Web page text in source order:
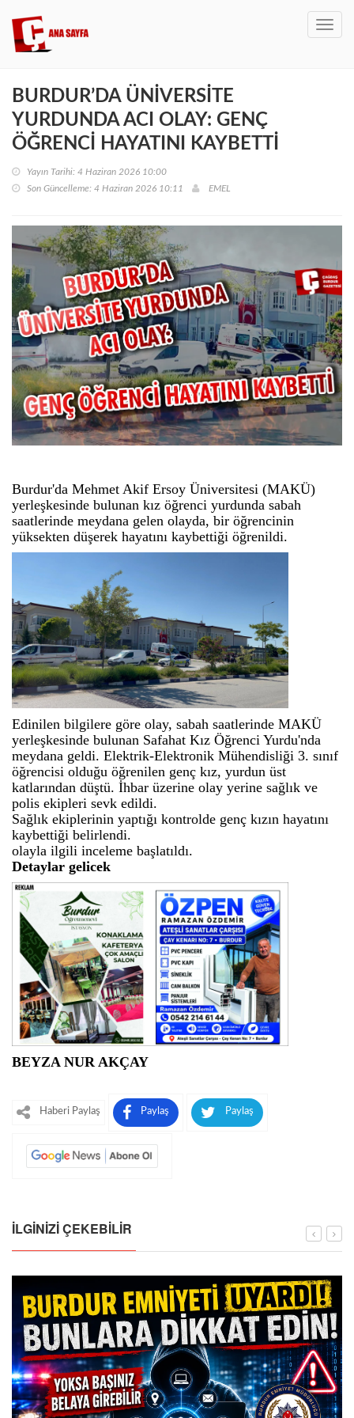
BURDUR’DA ÜNİVERSİTE
YURDUNDA ACI OLAY: GENÇ
ÖĞRENCİ HAYATINI KAYBETTİ
Yayın Tarihi: 4 Haziran 2026 10:00
Son Güncelleme: 4 Haziran 2026 10:11
EMEL
Burdur'da Mehmet Akif Ersoy Üniversitesi (MAKÜ)
yerleşkesinde bulunan kız öğrenci yurdunda sabah
saatlerinde meydana gelen olayda, bir öğrencinin
yüksekten düşerek hayatını kaybettiği öğrenildi.
Edinilen bilgilere göre olay, sabah saatlerinde MAKÜ
yerleşkesinde bulunan Safahat Kız Öğrenci Yurdu'nda
meydana geldi. Elektrik-Elektronik Mühendisliği 3. sınıf
öğrencisi olduğu öğrenilen genç kız, yurdun üst
katlarından düştü. İhbar üzerine olay yerine sağlık ve
polis ekipleri sevk edildi.
Sağlık ekiplerinin yaptığı kontrolde genç kızın hayatını
kaybettiği belirlendi.
olayla ilgili inceleme başlatıldı.
Detaylar gelicek
BEYZA NUR AKÇAY
Haberi Paylaş Paylaş Paylaş
İLGINIZI ÇEKEBILIR